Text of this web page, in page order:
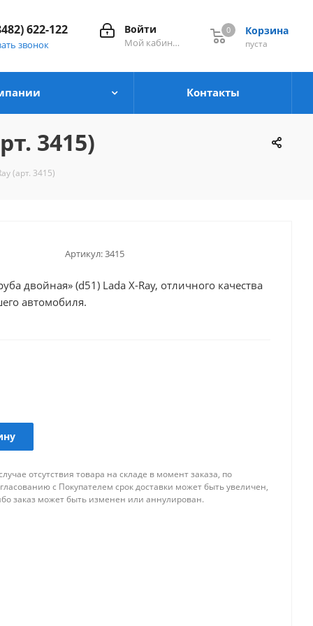
Корзина
0
пуста
0
Войти
Мой кабинет
622-122
звонок
Контакты
3415)
(арт. 3415)
Артикул:3415
двойная» (d51) Lada X-Ray, отличного качества
автомобиля.
отсутствия товара на складе в момент заказа, по
с Покупателем срок доставки может быть увеличен,
заказ может быть изменен или аннулирован.